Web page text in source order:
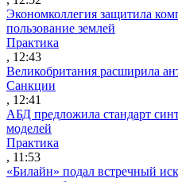
Экономколлегия защитила
пользование землей
Практика
, 12:43
Великобритания расширила
Санкции
, 12:41
АБД предложила стандарт
моделей
Практика
, 11:53
«Билайн» подал встречный